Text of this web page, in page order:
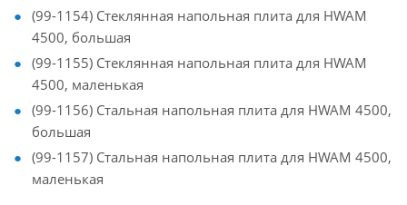
(99-1154) Стеклянная напольная плита для HWAM
4500, большая
(99-1155) Стеклянная напольная плита для HWAM
4500, маленькая
(99-1156) Стальная напольная плита для HWAM 4500,
большая
(99-1157) Стальная напольная плита для HWAM 4500,
маленькая